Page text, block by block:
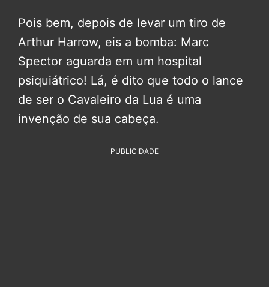
Pois bem, depois de levar um tiro de
Arthur Harrow, eis a bomba: Marc
Spector aguarda em um hospital
psiquiátrico! Lá, é dito que todo o lance
de ser o Cavaleiro da Lua é uma
invenção de sua cabeça.
PUBLICIDADE